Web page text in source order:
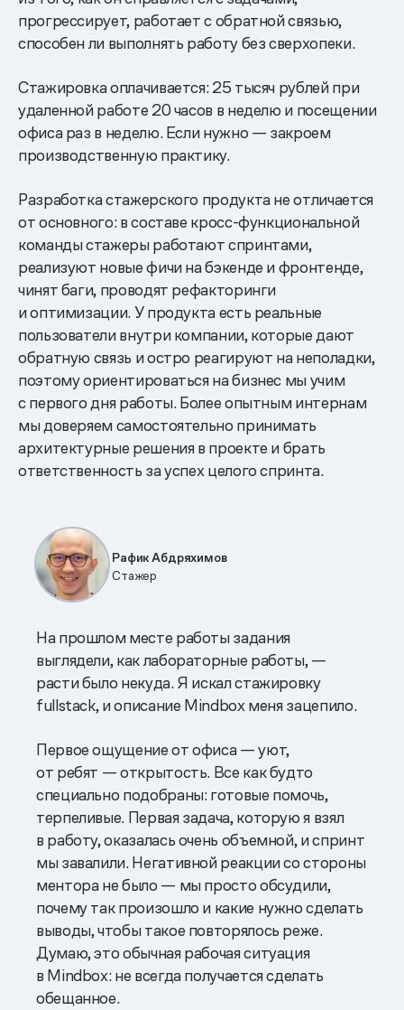
прогрессирует, работает с обратной связью,
способен ли выполнять работу без сверхопеки.
Стажировка оплачивается: 25 тысяч рублей при
удаленной работе 20 часов в неделю и посещении
офиса раз в неделю. Если нужно — закроем
производственную практику.
Разработка стажерского продукта не отличается
от основного: в составе кросс-функциональной
команды стажеры работают спринтами,
реализуют новые фичи на бэкенде и фронтенде,
чинят баги, проводят рефакторинги
и оптимизации. У продукта есть реальные
пользователи внутри компании, которые дают
обратную связь и остро реагируют на неполадки,
поэтому ориентироваться на бизнес мы учим
с первого дня работы. Более опытным интернам
мы доверяем самостоятельно принимать
архитектурные решения в проекте и брать
ответственность за успех целого спринта.
Рафик Абдряхимов
Стажер
На прошлом месте работы задания
выглядели, как лабораторные работы, —
расти было некуда. Я искал стажировку
fullstack, и описание Mindbox меня зацепило.
Первое ощущение от офиса — уют,
от ребят — открытость. Все как будто
специально подобраны: готовые помочь,
терпеливые. Первая задача, которую я взял
в работу, оказалась очень объемной, и спринт
мы завалили. Негативной реакции со стороны
ментора не было — мы просто обсудили,
почему так произошло и какие нужно сделать
выводы, чтобы такое повторялось реже.
Думаю, это обычная рабочая ситуация
в Mindbox: не всегда получается сделать
обещанное.